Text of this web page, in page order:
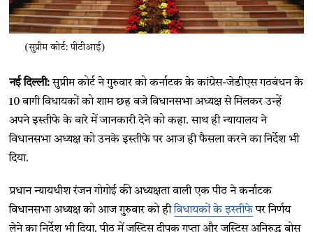
(सुप्रीम कोर्ट: पीटीआई)
नई दिल्ली:सुप्रीम कोर्ट ने गुरुवार को कर्नाटक के कांग्रेस-जेडीएस गठबंधन के
10 बागी विधायकों को शाम छह बजे विधानसभा अध्यक्ष से मिलकर उन्हें
अपने इस्तीफे के बारे में जानकारी देने को कहा. साथ ही न्यायालय ने
विधानसभा अध्यक्ष को उनके इस्तीफे पर आज ही फैसला करने का निर्देश भी
दिया.
प्रधान न्यायधीश रंजन गोगोई की अध्यक्षता वाली एक पीठ ने कर्नाटक
विधानसभा अध्यक्ष को आज गुरुवार को हीविधायकों के इस्तीफेपर निर्णय
लेने का निर्देश भी दिया. पीठ में जस्टिस दीपक गुप्ता और जस्टिस अनिरुद्ध बोस